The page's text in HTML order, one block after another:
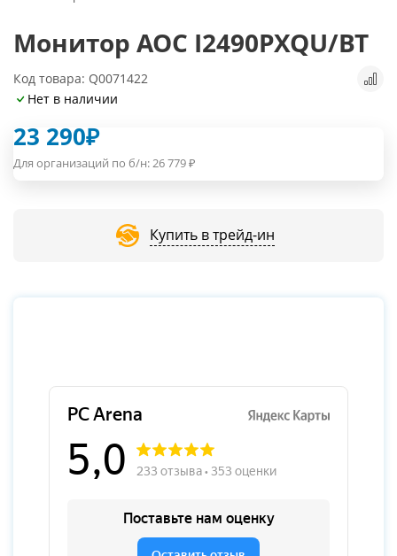
Монитор AOC I2490PXQU/BT
Код товара: Q0071422
Нет в наличии
23 290₽
Для организаций по б/н:26 779₽
Купить в трейд-ин